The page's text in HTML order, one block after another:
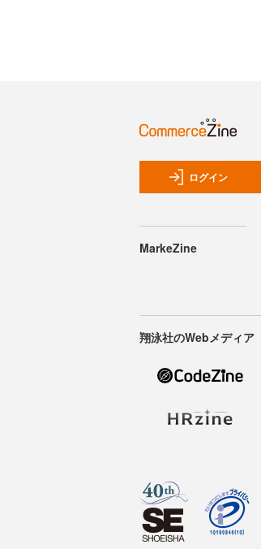
ログイン
MarkeZine
翔泳社のWebメディア